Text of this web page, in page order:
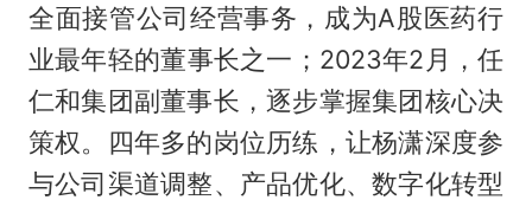
全面接管公司经营事务，成为A股医药行
业最年轻的董事长之一；2023年2月，任
仁和集团副董事长，逐步掌握集团核心决
策权。四年多的岗位历练，让杨潇深度参
与公司渠道调整、产品优化、数字化转型